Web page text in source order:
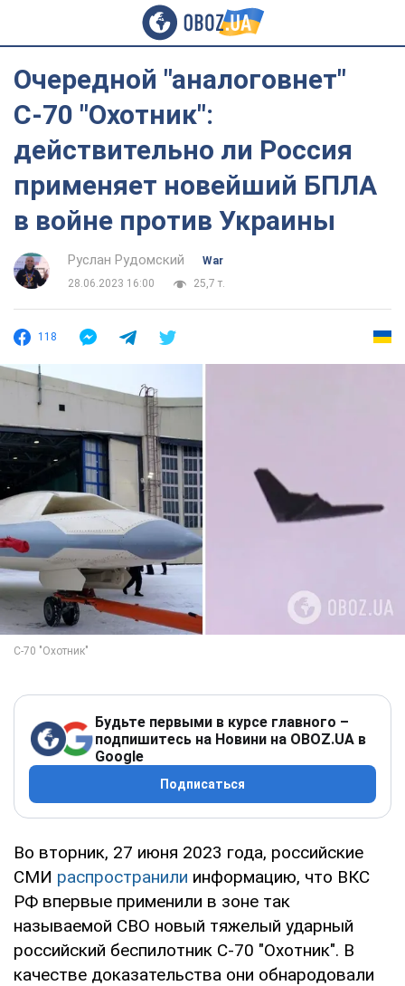
Очередной "аналоговнет"
С-70 "Охотник":
действительно ли Россия
применяет новейший БПЛА
в войне против Украины
Руслан Рудомский
War
28.06.2023 16:00
25,7 т.
118
Будьте первыми в курсе главного –
подпишитесь на Новини на OBOZ.UA в
Google
Подписаться
Во вторник, 27 июня 2023 года, российские
СМИ распространили информацию, что ВКС
РФ впервые применили в зоне так
называемой СВО новый тяжелый ударный
российский беспилотник С-70 "Охотник". В
качестве доказательства они обнародовали